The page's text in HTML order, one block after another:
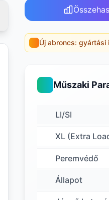
Új abroncs: gyártási
Műszaki
LI/SI
XL (Extra
Peremvédő
Állapot